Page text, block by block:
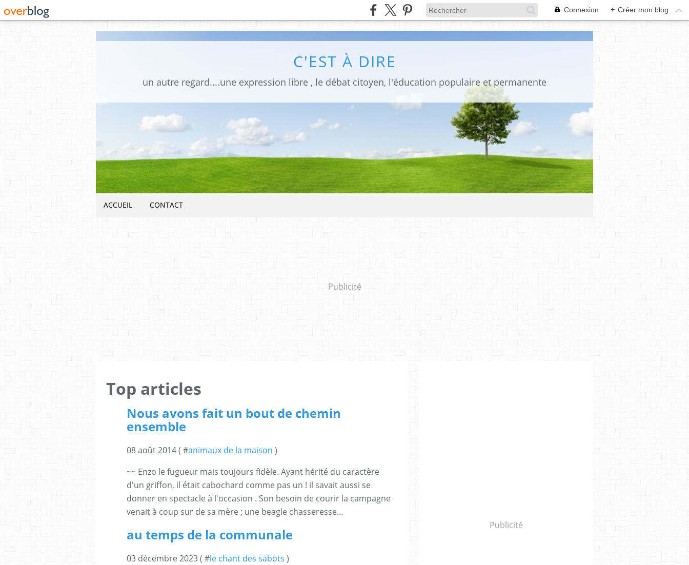
Connexion + Créer mon blog
C'EST À DIRE
un autre regard....une expression libre , le débat citoyen, l'éducation populaire et permanente
ACCUEIL CONTACT
Publicité
Top articles
Nous avons fait un bout de chemin
ensemble
08 août 2014 ( #animaux de la maison )
~~ Enzo le fugueur mais toujours fidèle. Ayant hérité du caractère
d'un griffon, il était cabochard comme pas un ! il savait aussi se
donner en spectacle à l'occasion . Son besoin de courir la campagne
venait à coup sur de sa mère ; une beagle chasseresse...
au temps de la communale
03 décembre 2023 ( #le chant des sabots )
Publicité